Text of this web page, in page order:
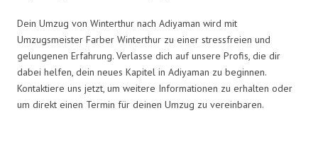
Dein Umzug von Winterthur nach Adiyaman wird mit
Umzugsmeister Farber Winterthur zu einer stressfreien und
gelungenen Erfahrung. Verlasse dich auf unsere Profis, die dir
dabei helfen, dein neues Kapitel in Adiyaman zu beginnen.
Kontaktiere uns jetzt, um weitere Informationen zu erhalten oder
um direkt einen Termin für deinen Umzug zu vereinbaren.